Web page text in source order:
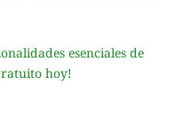
esenciales de
hoy!